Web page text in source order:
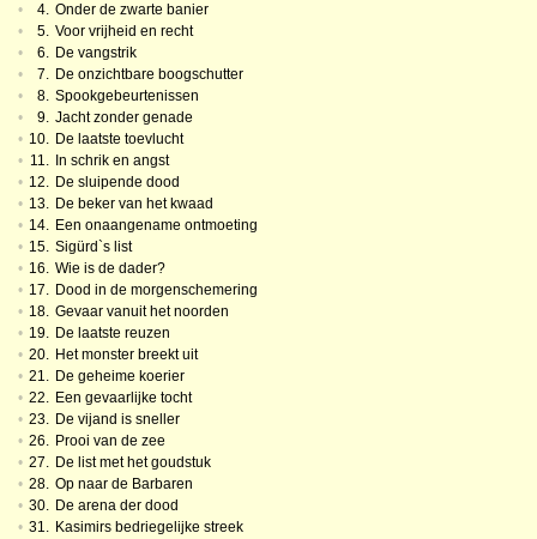
•
4. Onder de zwarte banier
•
5. Voor vrijheid en recht
•
6. De vangstrik
•
7. De onzichtbare boogschutter
•
8. Spookgebeurtenissen
•
9. Jacht zonder genade
• 10. De laatste toevlucht
• 11. In schrik en angst
• 12. De sluipende dood
• 13. De beker van het kwaad
• 14. Een onaangename ontmoeting
• 15. Sigürd`s list
• 16. Wie is de dader?
• 17. Dood in de morgenschemering
• 18. Gevaar vanuit het noorden
• 19. De laatste reuzen
• 20. Het monster breekt uit
• 21. De geheime koerier
• 22. Een gevaarlijke tocht
• 23. De vijand is sneller
• 26. Prooi van de zee
• 27. De list met het goudstuk
• 28. Op naar de Barbaren
• 30. De arena der dood
• 31. Kasimirs bedriegelijke streek